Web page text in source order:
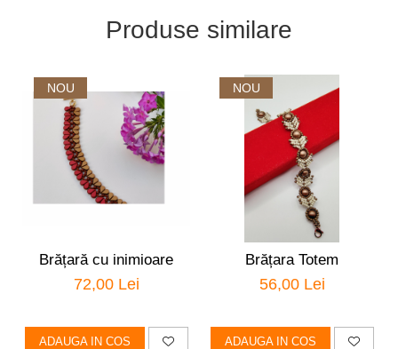
Produse similare
NOU
Brățară cu inimioare
72,00 Lei
ADAUGA IN COS
NOU
Brățara Totem
56,00 Lei
ADAUGA IN COS